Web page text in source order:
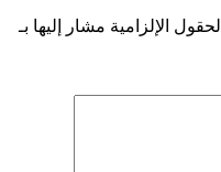
الحقول الإلزامية مشار إليها بـ